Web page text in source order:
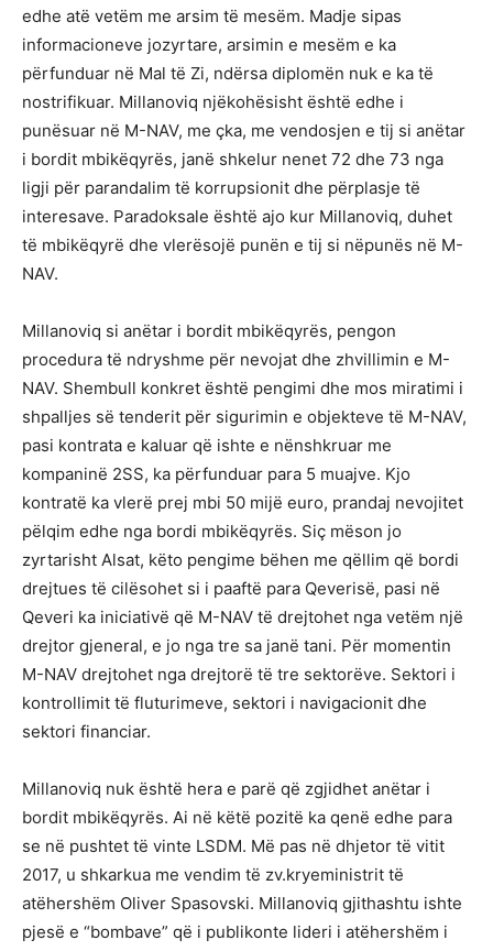
edhe atë vetëm me arsim të mesëm. Madje sipas
informacioneve jozyrtare, arsimin e mesëm e ka
përfunduar në Mal të Zi, ndërsa diplomën nuk e ka të
nostrifikuar. Millanoviq njëkohësisht është edhe i
punësuar në M-NAV, me çka, me vendosjen e tij si anëtar
i bordit mbikëqyrës, janë shkelur nenet 72 dhe 73 nga
ligji për parandalim të korrupsionit dhe përplasje të
interesave. Paradoksale është ajo kur Millanoviq, duhet
të mbikëqyrë dhe vlerësojë punën e tij si nëpunës në M-
NAV.
Millanoviq si anëtar i bordit mbikëqyrës, pengon
procedura të ndryshme për nevojat dhe zhvillimin e M-
NAV. Shembull konkret është pengimi dhe mos miratimi i
shpalljes së tenderit për sigurimin e objekteve të M-NAV,
pasi kontrata e kaluar që ishte e nënshkruar me
kompaninë 2SS, ka përfunduar para 5 muajve. Kjo
kontratë ka vlerë prej mbi 50 mijë euro, prandaj nevojitet
pëlqim edhe nga bordi mbikëqyrës. Siç mëson jo
zyrtarisht Alsat, këto pengime bëhen me qëllim që bordi
drejtues të cilësohet si i paaftë para Qeverisë, pasi në
Qeveri ka iniciativë që M-NAV të drejtohet nga vetëm një
drejtor gjeneral, e jo nga tre sa janë tani. Për momentin
M-NAV drejtohet nga drejtorë të tre sektorëve. Sektori i
kontrollimit të fluturimeve, sektori i navigacionit dhe
sektori financiar.
Millanoviq nuk është hera e parë që zgjidhet anëtar i
bordit mbikëqyrës. Ai në këtë pozitë ka qenë edhe para
se në pushtet të vinte LSDM. Më pas në dhjetor të vitit
2017, u shkarkua me vendim të zv.kryeministrit të
atëhershëm Oliver Spasovski. Millanoviq gjithashtu ishte
pjesë e “bombave” që i publikonte lideri i atëhershëm i